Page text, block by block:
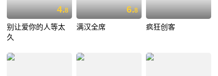
4.8
别让爱你的人等太
久
6.8
满汉全席 疯狂创客